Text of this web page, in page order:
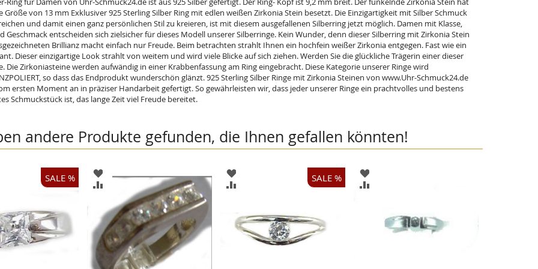
Größe von 13 mm Exklusiver 925 Sterling Silber Ring mit edlen weißen Zirkonia Stein besetzt. Die Einzigartigkeit mit Silber Schmuck
und damit einen ganz persönlichen Stil zu kreieren, ist mit diesem ausgefallenen Silberring jetzt möglich. Damen mit Klasse,
Geschmack entscheiden sich zielsicher für dieses Modell unserer Silberringe. Kein Wunder, denn dieser Silberring mit Zirkonia Stein
Brillianz macht einfach nur Freude. Beim betrachten strahlt Ihnen ein hochfein weißer Zirkonia entgegen. Fast wie ein
Dieser einzigartige Look strahlt von weitem und wird viele Blicke auf sich ziehen. Werden Sie die glückliche Trägerin einer dieser
Die Zirkoniasteine werden aufwändig in einer Krabbenfassung am Ring eingebracht. Diese Kategorie unserer Ringe wird
so dass das Endprodukt wunderschön glänzt. 925 Sterling Silber Ringe mit Zirkonia Steinen von www.Uhr-Schmuck24.de
ersten Moment an in präziser Handarbeit gefertigt. So gewährleisten wir, dass jeder unserer Ringe ein prachtvolles und bestens
Schmuckstück ist, das lange Zeit viel Freude bereitet.
andere Produkte gefunden, die Ihnen gefallen könnten!
SALE %
ZUR
WUNSCHLISTE
HINZUFÜGEN
ZUR
VERGLEICHSLISTE
HINZUFÜGEN
SALE %
ZUR
WUNSCHLISTE
ZUR
ZUR
WUNSCHLISTE
ZUR